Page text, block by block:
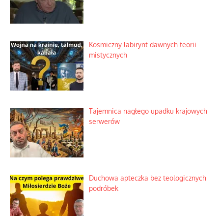
Kosmiczny labirynt dawnych teorii
mistycznych
Tajemnica nagłego upadku krajowych
serwerów
Duchowa apteczka bez teologicznych
podróbek